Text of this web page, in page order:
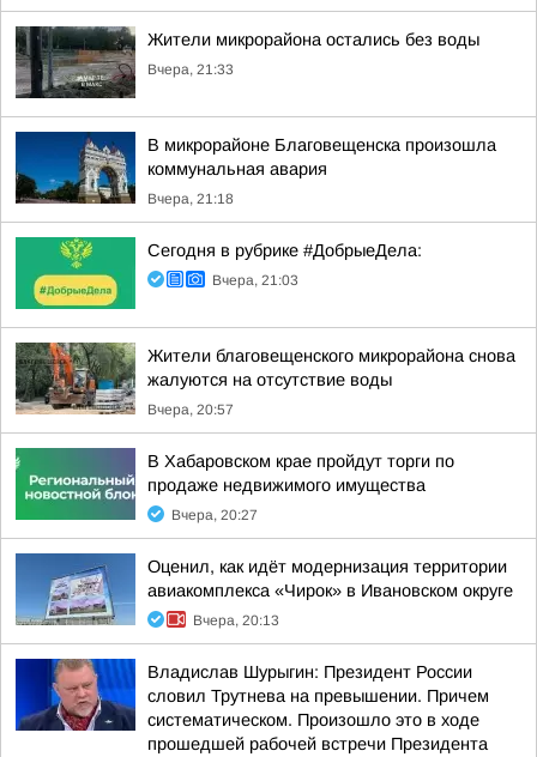
Жители микрорайона остались без воды
Вчера, 21:33
В микрорайоне Благовещенска произошла
коммунальная авария
Вчера, 21:18
Сегодня в рубрике #ДобрыеДела:
Вчера, 21:03
Жители благовещенского микрорайона снова
жалуются на отсутствие воды
Вчера, 20:57
В Хабаровском крае пройдут торги по
продаже недвижимого имущества
Вчера, 20:27
Оценил, как идёт модернизация территории
авиакомплекса «Чирок» в Ивановском округе
Вчера, 20:13
Владислав Шурыгин: Президент России
словил Трутнева на превышении. Причем
систематическом. Произошло это в ходе
прошедшей рабочей встречи Президента